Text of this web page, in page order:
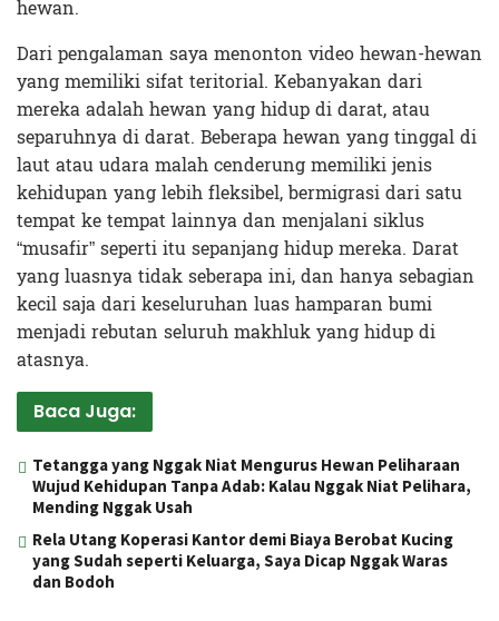
hewan.
Dari pengalaman saya menonton video hewan-hewan
yang memiliki sifat teritorial. Kebanyakan dari
mereka adalah hewan yang hidup di darat, atau
separuhnya di darat. Beberapa hewan yang tinggal di
laut atau udara malah cenderung memiliki jenis
kehidupan yang lebih fleksibel, bermigrasi dari satu
tempat ke tempat lainnya dan menjalani siklus
“musafir” seperti itu sepanjang hidup mereka. Darat
yang luasnya tidak seberapa ini, dan hanya sebagian
kecil saja dari keseluruhan luas hamparan bumi
menjadi rebutan seluruh makhluk yang hidup di
atasnya.
Baca Juga:
Tetangga yang Nggak Niat Mengurus Hewan Peliharaan
Wujud Kehidupan Tanpa Adab: Kalau Nggak Niat Pelihara,
Mending Nggak Usah
Rela Utang Koperasi Kantor demi Biaya Berobat Kucing
yang Sudah seperti Keluarga, Saya Dicap Nggak Waras
dan Bodoh